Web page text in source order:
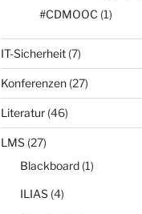
#CDMOOC (1)
IT-Sicherheit(7)
Konferenzen(27)
Literatur(46)
LMS(27)
Blackboard(1)
ILIAS(4)